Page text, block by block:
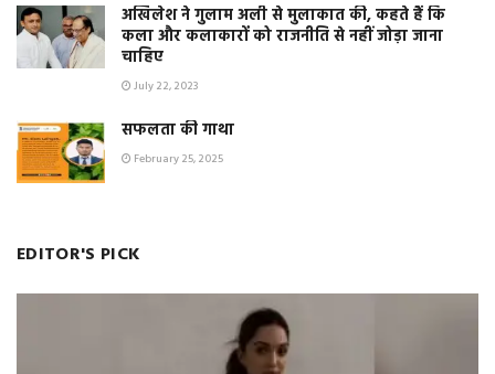
अखिलेश ने गुलाम अली से मुलाकात की, कहते हैं कि
कला और कलाकारों को राजनीति से नहीं जोड़ा जाना
चाहिए
July 22, 2023
सफलता की गाथा
February 25, 2025
EDITOR'S PICK